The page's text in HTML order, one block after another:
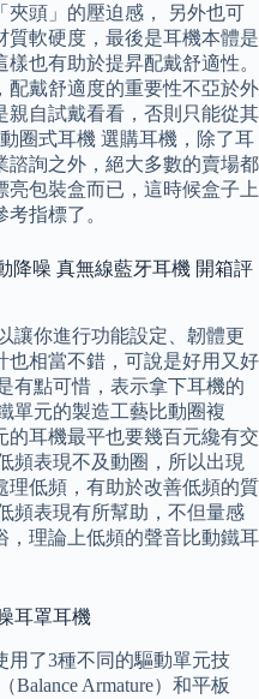
夾頭」的壓迫感， 另外也可
質軟硬度，最後是耳機本體是
也有助於提昇配戴舒適性。
配戴舒適度的重要性不亞於外
親自試戴看看，否則只能從其
圈式耳機 選購耳機，除了耳
諮詢之外，絕大多數的賣場都
亮包裝盒而已，這時候盒子上
指標了。
降噪 真無線藍牙耳機 開箱評
讓你進行功能設定、韌體更
也相當不錯，可說是好用又好
有點可惜，表示拿下耳機的
單元的製造工藝比動圈複
耳機最平也要幾百元纔有交
頻表現不及動圈，所以出現
理低頻，有助於改善低頻的質
頻表現有所幫助，不但量感
，理論上低頻的聲音比動鐵耳
耳罩耳機
用了3種不同的驅動單元技
Balance Armature）和平板